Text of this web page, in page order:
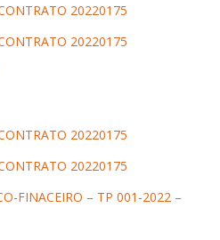
20220175
20220175
20220175
20220175
FINACEIRO – TP 001-2022 –